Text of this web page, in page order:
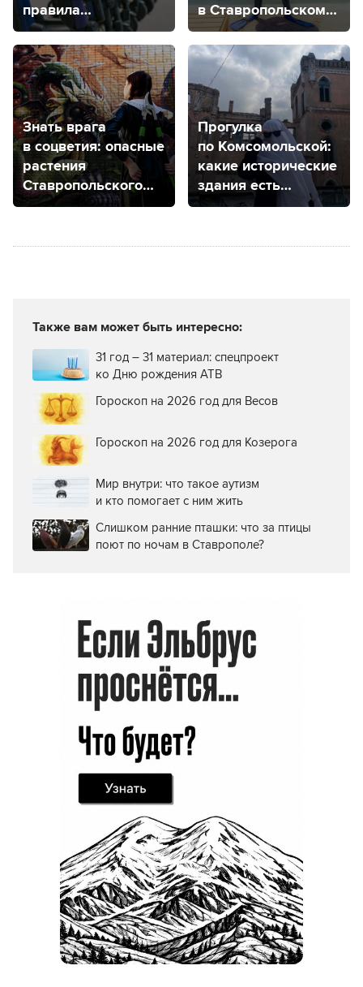
правила
и где купить?
в Ставропольском
крае
Знать врага
в соцветия: опасные
растения
Ставропольского
края
Прогулка
по Комсомольской:
какие исторические
здания есть
на одной из самых
в Ставрополе?
Также вам может быть интересно:
31 год – 31 материал: спецпроект
ко Дню рождения АТВ
Гороскоп на 2026 год для Весов
Гороскоп на 2026 год для Козерога
Мир внутри: что такое аутизм
и кто помогает с ним жить
Слишком ранние пташки: что за птицы
поют по ночам в Ставрополе?